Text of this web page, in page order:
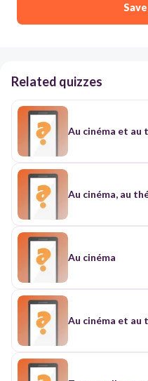
Related quizzes
Au cinéma et au
Au cinéma, au
Au cinéma
Au cinéma et au